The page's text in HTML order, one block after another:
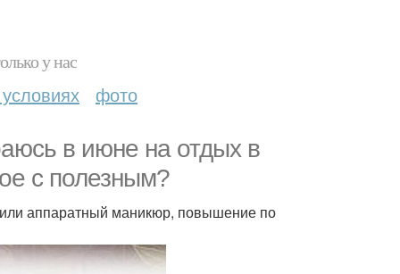
у нас
фото
в июне на отдых в
с полезным?
аппаратный маникюр, повышение по